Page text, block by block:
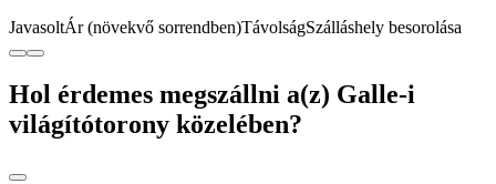
JavasoltÁr (növekvő sorrendben)TávolságSzálláshely besorolása
Hol érdemes megszállni a(z) Galle-i
világítótorony közelében?